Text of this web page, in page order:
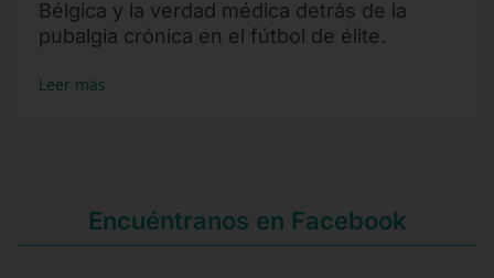
Bélgica y la verdad médica detrás de la
pubalgia crónica en el fútbol de élite.
Leer más
Encuéntranos en Facebook